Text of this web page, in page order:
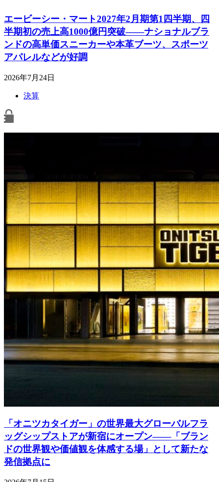
エービーシー・マート2027年2月期第1四半期、四
半期初の売上高1000億円突破――ナショナルブラ
ンドの高単価スニーカーや本革ブーツ、スポーツ
アパレルなどが好調
2026年7月24日
決算
「オニツカタイガー」の世界最大グローバルフラ
ッグシップストアが新宿にオープン――「ブラン
ドの世界観や価値観を体感する場」として新たな
発信拠点に